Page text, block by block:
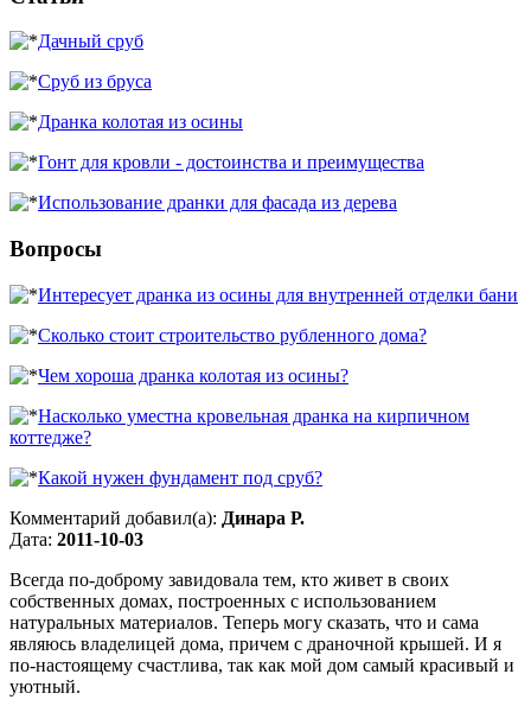
Дачный сруб
Сруб из бруса
Дранка колотая из осины
Гонт для кровли - достоинства и преимущества
Использование дранки для фасада из дерева
Вопросы
Интересует дранка из осины для внутренней отделки бани
Сколько стоит строительство рубленного дома?
Чем хороша дранка колотая из осины?
Насколько уместна кровельная дранка на кирпичном
коттедже?
Какой нужен фундамент под сруб?
Комментарий добавил(а): Динара Р.
Дата: 2011-10-03
Всегда по-доброму завидовала тем, кто живет в своих
собственных домах, построенных с использованием
натуральных материалов. Теперь могу сказать, что и сама
являюсь владелицей дома, причем с драночной крышей. И я
по-настоящему счастлива, так как мой дом самый красивый и
уютный.